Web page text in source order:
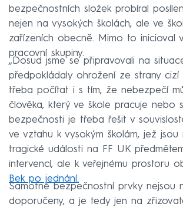
bezpečnostních složek probíral
nejen na vysokých školách, ale ve
zařízeních obecně. Mimo to inicioval
pracovní skupiny.
„Dosud jsme se připravovali na
předpokládaly ohrožení ze strany cizí
třeba počítat i s tím, že nebezpečí
člověka, který ve škole pracuje nebo
bezpečnosti je třeba řešit v
ve vztahu k vysokým školám, jež jsou
tragické události na FF UK
intervencí, ale k veřejnému prostoru
Bek po jednání.
Samotné bezpečnostní prvky nejsou
doporučeny, a je tedy jen na